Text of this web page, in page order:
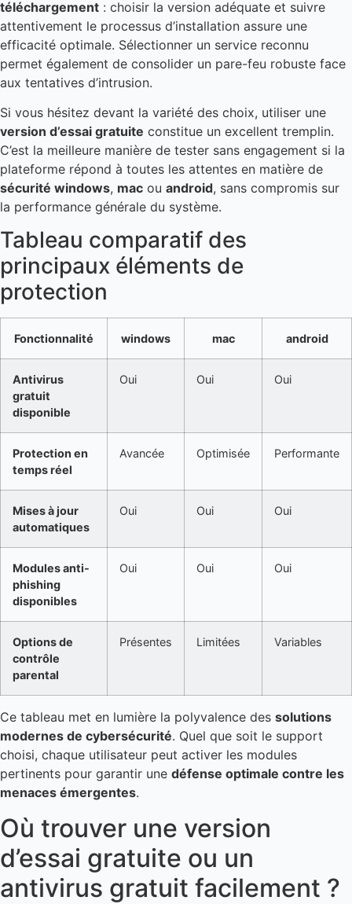
téléchargement : choisir la version adéquate et suivre
attentivement le processus d’installation assure une
efficacité optimale. Sélectionner un service reconnu
permet également de consolider un pare-feu robuste face
aux tentatives d’intrusion.
Si vous hésitez devant la variété des choix, utiliser une
version d’essai gratuite constitue un excellent tremplin.
C’est la meilleure manière de tester sans engagement si la
plateforme répond à toutes les attentes en matière de
sécurité windows, mac ou android, sans compromis sur
la performance générale du système.
Tableau comparatif des
principaux éléments de
protection
Fonctionnalité windows mac android
Antivirus
gratuit
disponible
Oui Oui Oui
Protection en
temps réel
Avancée Optimisée Performante
Mises à jour
automatiques
Oui Oui Oui
Modules anti-
phishing
disponibles
Oui Oui Oui
Options de
contrôle
parental
Présentes Limitées Variables
Ce tableau met en lumière la polyvalence des solutions
modernes de cybersécurité. Quel que soit le support
choisi, chaque utilisateur peut activer les modules
pertinents pour garantir une défense optimale contre les
menaces émergentes.
Où trouver une version
d’essai gratuite ou un
antivirus gratuit facilement ?